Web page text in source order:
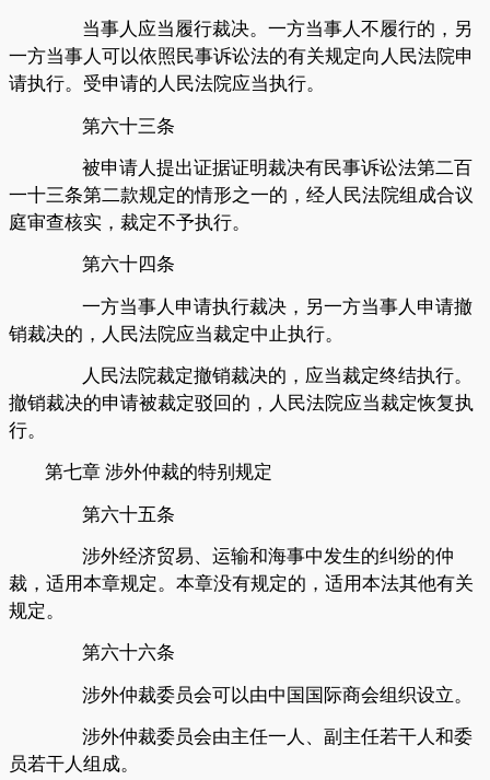
当事人应当履行裁决。一方当事人不履行的，另
一方当事人可以依照民事诉讼法的有关规定向人民法院申
请执行。受申请的人民法院应当执行。
第六十三条
被申请人提出证据证明裁决有民事诉讼法第二百
一十三条第二款规定的情形之一的，经人民法院组成合议
庭审查核实，裁定不予执行。
第六十四条
一方当事人申请执行裁决，另一方当事人申请撤
销裁决的，人民法院应当裁定中止执行。
人民法院裁定撤销裁决的，应当裁定终结执行。
撤销裁决的申请被裁定驳回的，人民法院应当裁定恢复执
行。
第七章 涉外仲裁的特别规定
第六十五条
涉外经济贸易、运输和海事中发生的纠纷的仲
裁，适用本章规定。本章没有规定的，适用本法其他有关
规定。
第六十六条
涉外仲裁委员会可以由中国国际商会组织设立。
涉外仲裁委员会由主任一人、副主任若干人和委
员若干人组成。